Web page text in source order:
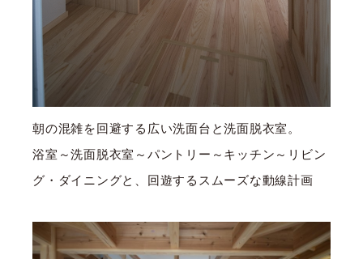
朝の混雑を回避する広い洗面台と洗面脱衣室。
浴室～洗面脱衣室～パントリー～キッチン～リビン
グ・ダイニングと、回遊するスムーズな動線計画